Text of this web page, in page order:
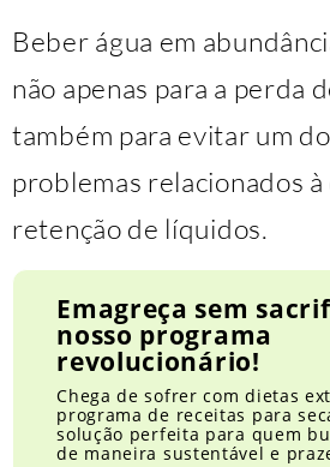
Beber água em
não apenas para a perda
também para evitar um
problemas relacionados
retenção de líquidos.
Emagreça sem
nosso programa
revolucionário!
Chega de sofrer com dietas
programa de receitas para
solução perfeita para quem
de maneira sustentável e